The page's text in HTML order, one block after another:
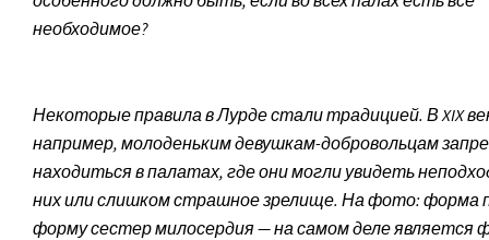
необходимое?
Некоторые правила в Лурде стали традицией. В XIX
например, молоденьким девушкам-добровольцам
находиться в палатах, где они могли увидеть
них или слишком страшное зрелище. На фото: форма
форму сестер милосердия — на самом деле является